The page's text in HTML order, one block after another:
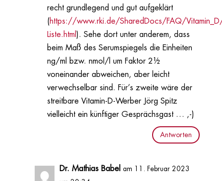
recht grundlegend und gut aufgeklärt
(https://www.rki.de/SharedDocs/FAQ/Vitamin_D/
Liste.html ). Sehe dort unter anderem, dass
beim Maß des Serumspiegels die Einheiten
ng/ml bzw. nmol/l um Faktor 2½
voneinander abweichen, aber leicht
verwechselbar sind. Für’s zweite wäre der
streitbare Vitamin-D-Werber Jörg Spitz
vielleicht ein künftiger Gesprächsgast … ,-)
Antworten
Dr. Mathias Babel am 11. Februar 2023